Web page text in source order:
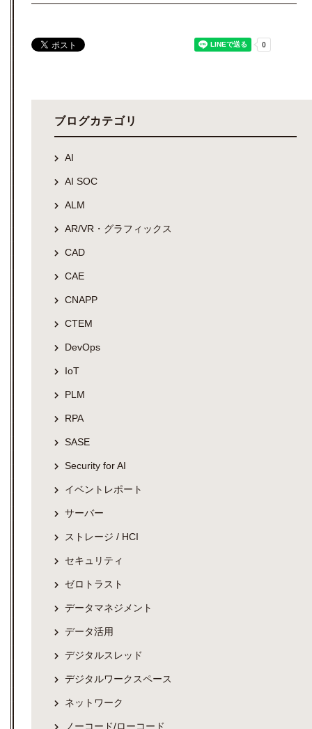
ブログカテゴリ
AI
AI SOC
ALM
AR/VR・グラフィックス
CAD
CAE
CNAPP
CTEM
DevOps
IoT
PLM
RPA
SASE
Security for AI
イベントレポート
サーバー
ストレージ / HCI
セキュリティ
ゼロトラスト
データマネジメント
データ活用
デジタルスレッド
デジタルワークスペース
ネットワーク
ノーコード/ローコード